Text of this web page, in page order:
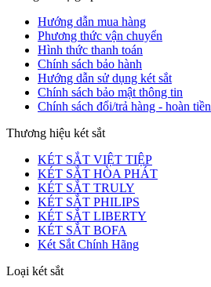
Hướng dẫn mua hàng
Phương thức vận chuyển
Hình thức thanh toán
Chính sách bảo hành
Hướng dẫn sử dụng két sắt
Chính sách bảo mật thông tin
Chính sách đổi/trả hàng - hoàn tiền
Thương hiệu két sắt
KÉT SẮT VIỆT TIỆP
KÉT SẮT HÒA PHÁT
KÉT SẮT TRULY
KÉT SẮT PHILIPS
KÉT SẮT LIBERTY
KÉT SẮT BOFA
Két Sắt Chính Hãng
Loại két sắt